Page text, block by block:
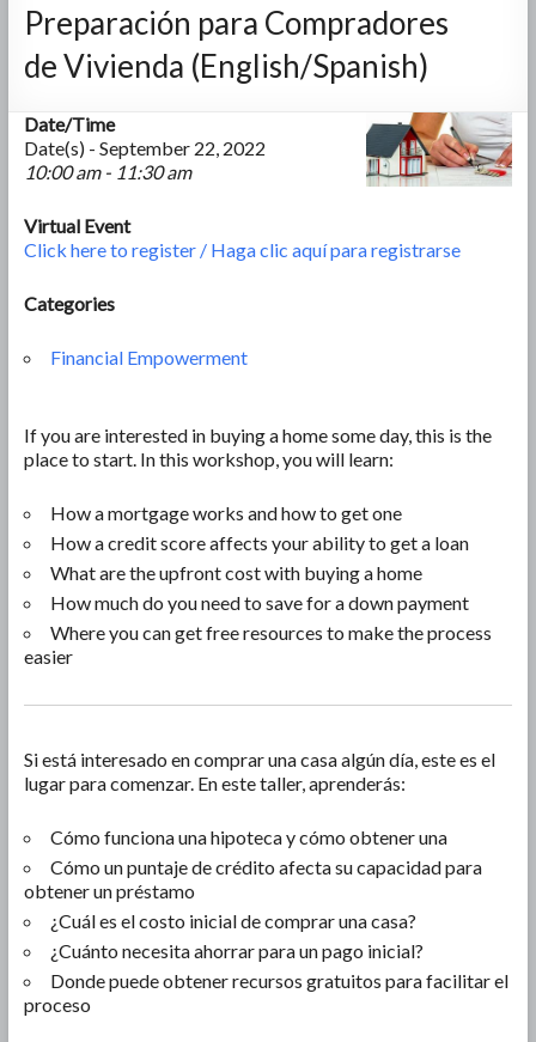
Preparación para Compradores
de Vivienda (English/Spanish)
Date/Time
Date(s) - September 22, 2022
10:00 am - 11:30 am
Virtual Event
Click here to register / Haga clic aquí para registrarse
Categories
Financial Empowerment
If you are interested in buying a home some day, this is the
place to start. In this workshop, you will learn:
How a mortgage works and how to get one
How a credit score affects your ability to get a loan
What are the upfront cost with buying a home
How much do you need to save for a down payment
Where you can get free resources to make the process
easier
Si está interesado en comprar una casa algún día, este es el
lugar para comenzar. En este taller, aprenderás:
Cómo funciona una hipoteca y cómo obtener una
Cómo un puntaje de crédito afecta su capacidad para
obtener un préstamo
¿Cuál es el costo inicial de comprar una casa?
¿Cuánto necesita ahorrar para un pago inicial?
Donde puede obtener recursos gratuitos para facilitar el
proceso